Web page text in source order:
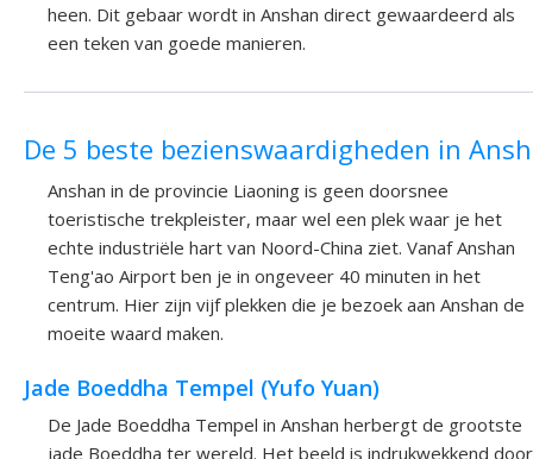
heen. Dit gebaar wordt in Anshan direct gewaardeerd als
een teken van goede manieren.
De 5 beste bezienswaardigheden in
Anshan in de provincie Liaoning is geen doorsnee
toeristische trekpleister, maar wel een plek waar je het
echte industriële hart van Noord-China ziet. Vanaf Anshan
Teng'ao Airport ben je in ongeveer 40 minuten in het
centrum. Hier zijn vijf plekken die je bezoek aan Anshan de
moeite waard maken.
Jade Boeddha Tempel (Yufo Yuan)
De Jade Boeddha Tempel in Anshan herbergt de grootste
jade Boeddha ter wereld. Het beeld is indrukwekkend door